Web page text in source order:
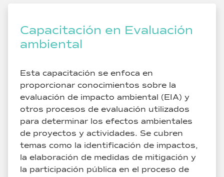
Capacitación en Evaluación
ambiental
Esta capacitación se enfoca en
proporcionar conocimientos sobre la
evaluación de impacto ambiental (EIA) y
otros procesos de evaluación utilizados
para determinar los efectos ambientales
de proyectos y actividades. Se cubren
temas como la identificación de impactos,
la elaboración de medidas de mitigación y
la participación pública en el proceso de